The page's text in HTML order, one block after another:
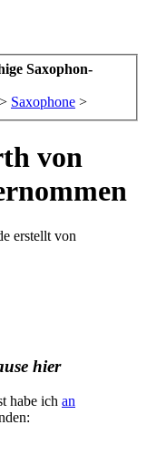
Saxophon-
> Saxophone >
von
erstellt von
hier
habe ich an